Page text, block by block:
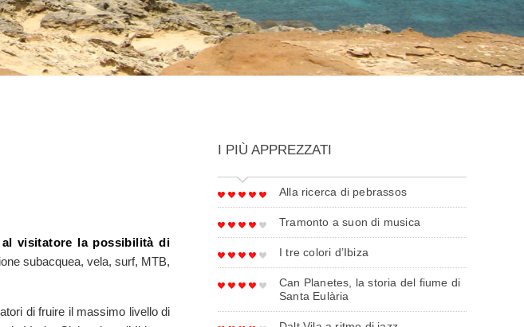
visitatore la possibilità di
subacquea, vela, surf, MTB,
di fruire il massimo livello di
I PIÙ APPREZZATI
Alla ricerca di pebrassos
Tramonto a suon di musica
I tre colori d’Ibiza
Can Planetes, la storia del fiume di
Santa Eulària